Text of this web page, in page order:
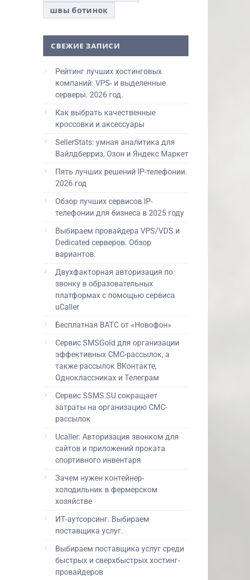
швы ботинок
СВЕЖИЕ ЗАПИСИ
Рейтинг лучших хостинговых
компаний: VPS- и выделенные
серверы. 2026 год.
Как выбрать качественные
кроссовки и аксессуары
SellerStats: умная аналитика для
Вайлдберриз, Озон и Яндекс Маркет
Пять лучших решений IP-телефонии.
2026 год
Обзор лучших сервисов IP-
телефонии для бизнеса в 2025 году
Выбираем провайдера VPS/VDS и
Dedicated серверов. Обзор
вариантов.
Двухфакторная авторизация по
звонку в образовательных
платформах с помощью сервиса
uCaller
Бесплатная ВАТС от «Новофон»
Сервис SMSGold для организации
эффективных СМС-рассылок, а
также рассылок ВКонтакте,
Одноклассниках и Телеграм
Сервис SSMS.SU сокращает
затраты на организацию СМС-
рассылок
Ucaller: Авторизация звонком для
сайтов и приложений проката
спортивного инвентаря
Зачем нужен контейнер-
холодильник в фермерском
хозяйстве
ИТ-аутсорсинг. Выбираем
поставщика услуг.
Выбираем поставщика услуг среди
быстрых и сверхбыстрых хостинг-
провайдеров